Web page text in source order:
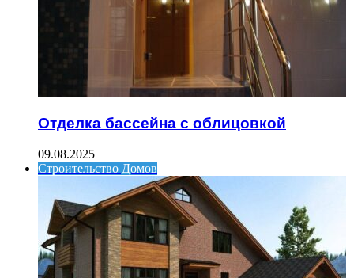
Отделка бассейна с облицовкой
09.08.2025
Строительство Домов